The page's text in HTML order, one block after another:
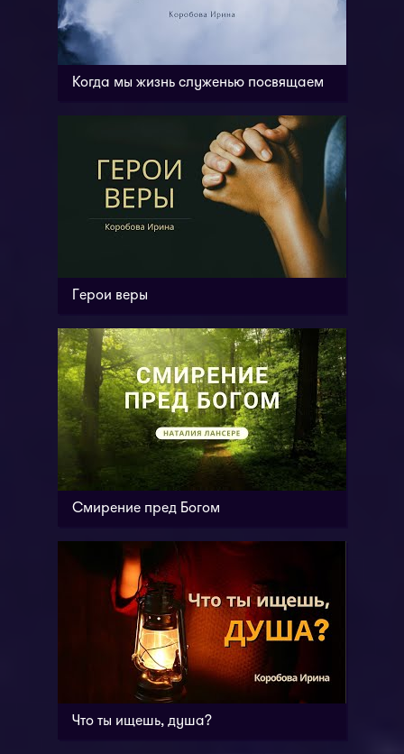
Когда мы жизнь служенью посвящаем
Герои веры
Смирение пред Богом
Что ты ищешь, душа?